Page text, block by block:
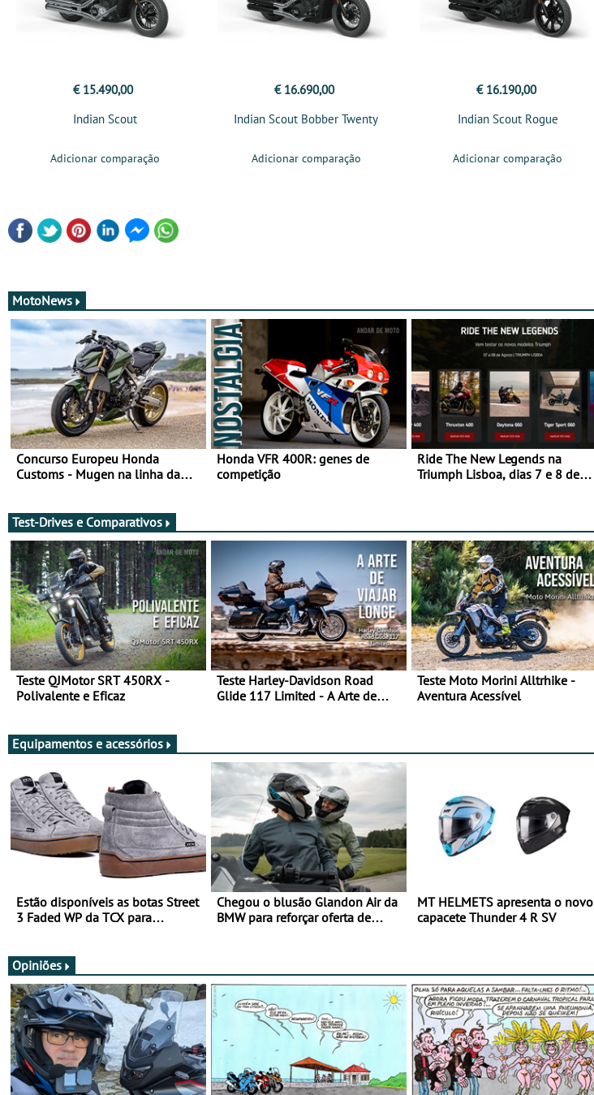
€ 15.490,00
Indian Scout
Adicionar comparação
€ 16.690,00
Indian Scout Bobber Twenty
Adicionar comparação
€ 16.190,00
Indian Scout Rogue
Adicionar comparação
MotoNews
Concurso Europeu Honda
Customs - Mugen na linha da
Honda VFR 400R: genes de
competição
Ride The New Legends na
Triumph Lisboa, dias 7 e 8 de
Test-Drives e Comparativos
Teste QJMotor SRT 450RX -
Polivalente e Eficaz
Teste Harley-Davidson Road
Glide 117 Limited - A Arte de
Teste Moto Morini Alltrhike -
Aventura Acessível
Equipamentos e acessórios
Estão disponíveis as botas Street
3 Faded WP da TCX para
Chegou o blusão Glandon Air da
BMW para reforçar oferta de
MT HELMETS apresenta o novo
capacete Thunder 4 R SV
Opiniões